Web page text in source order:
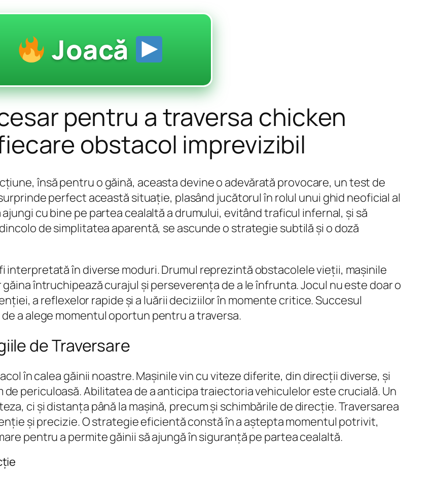
Joacă
pentru a traversa chicken
obstacol imprevizibil
însă pentru o găină, aceasta devine o adevărată provocare, un test de
perfect această situație, plasând jucătorul în rolul unui ghid neoficial al
cu bine pe partea cealaltă a drumului, evitând traficul infernal, și să
de simplitatea aparentă, se ascunde o strategie subtilă și o doză
în diverse moduri. Drumul reprezintă obstacolele vieții, mașinile
întruchipează curajul și perseverența de a le înfrunta. Jocul nu este doar o
a reflexelor rapide și a luării deciziilor în momente critice. Succesul
a alege momentul oportun pentru a traversa.
de Traversare
în calea găinii noastre. Mașinile vin cu viteze diferite, din direcții diverse, și
periculoasă. Abilitatea de a anticipa traiectoria vehiculelor este crucială. Un
ci și distanța până la mașină, precum și schimbările de direcție. Traversarea
și precizie. O strategie eficientă constă în a aștepta momentul potrivit,
pentru a permite găinii să ajungă în siguranță pe partea cealaltă.